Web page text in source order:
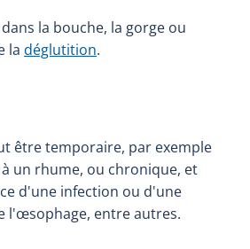
la bouche, la gorge ou
la déglutition.
être temporaire, par exemple
un rhume, ou chronique, et
d'une infection ou d'une
l'œsophage, entre autres.